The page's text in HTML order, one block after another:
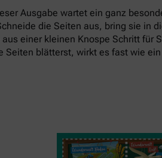
Ausgabe wartet ein ganz
die Seiten aus, bring sie in
einer kleinen Knospe Schritt für
Seiten blätterst, wirkt es fast wie